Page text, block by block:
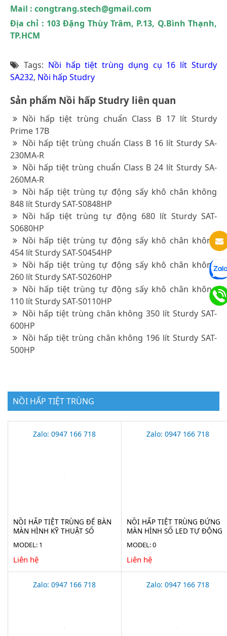
Mail : congtrang.stech@gmail.com
Địa chỉ : 103 Đặng Thùy Trâm, P.13, Q.Bình Thạnh,
TP.HCM
Tags: Nồi hấp tiệt trùng dụng cụ 16 lít Sturdy
SA232, Nồi hấp Studry
Sản phẩm Nồi hấp Studry liên quan
Nồi hấp tiệt trùng chuẩn Class B 17 lít Sturdy
Prime 17B
Nồi hấp tiệt trùng chuẩn Class B 16 lít Sturdy SA-
230MA-R
Nồi hấp tiệt trùng chuẩn Class B 24 lít Sturdy SA-
260MA-R
Nồi hấp tiệt trùng tự động sấy khô chân không
848 lít Sturdy SAT-S0848HP
Nồi hấp tiệt trùng tự động 680 lít Sturdy SAT-
S0680HP
Nồi hấp tiệt trùng tự động sấy khô chân không
454 lít Sturdy SAT-S0454HP
Nồi hấp tiệt trùng tự động sấy khô chân không
260 lít Sturdy SAT-S0260HP
Nồi hấp tiệt trùng tự động sấy khô chân không
110 lít Sturdy SAT-S0110HP
Nồi hấp tiệt trùng chân không 350 lít Sturdy SAT-
600HP
Nồi hấp tiệt trùng chân không 196 lít Sturdy SAT-
500HP
NỒI HẤP TIỆT TRÙNG
Zalo: 0947 166 718
NỒI HẤP TIỆT TRÙNG ĐỂ BÀN
MÀN HÌNH KỸ THUẬT SỐ
MODEL: 1
Liên hệ
Zalo: 0947 166 718
NỒI HẤP TIỆT TRÙNG ĐỨNG
MÀN HÌNH SỐ LED TỰ ĐỘNG
MODEL: 0
Liên hệ
Zalo: 0947 166 718 Zalo: 0947 166 718